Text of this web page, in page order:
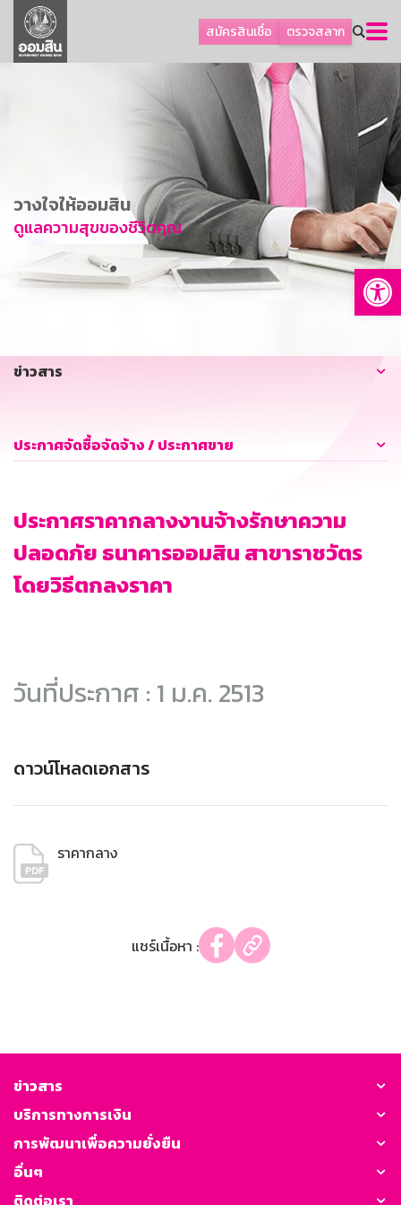
สมัครสินเชื่อ ตรวจสลาก
ลูกค้าธุรกิจ
ลูกค้าผู้ประกอบรายย่อย
การพัฒนาที่ยั่งยืน
ข่าวสาร
บริการทางการเงิน
อื่นๆ
วางใจให้ออมสิน
ดูแลความสุขของชีวิตคุณ
ข่าวสาร
ประกาศจัดซื้อจัดจ้าง / ประกาศขาย
ประกาศราคากลางงานจ้างรักษาความ
ปลอดภัย ธนาคารออมสิน สาขาราชวัตร
โดยวิธีตกลงราคา
วันที่ประกาศ : 1 ม.ค. 2513
ดาวน์โหลดเอกสาร
ราคากลาง
แชร์เนื้อหา :
ข่าวสาร
บริการทางการเงิน
การพัฒนาเพื่อความยั่งยืน
อื่นๆ